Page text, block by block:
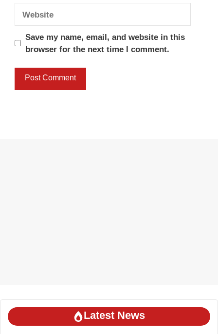
Website
Save my name, email, and website in this
browser for the next time I comment.
Latest News